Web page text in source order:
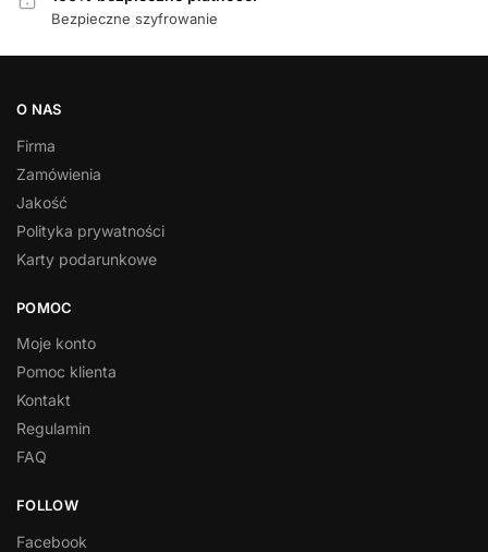
Bezpieczne szyfrowanie
O NAS
Firma
Zamówienia
Jakość
Polityka prywatności
Karty podarunkowe
POMOC
Moje konto
Pomoc klienta
Kontakt
Regulamin
FAQ
FOLLOW
Facebook